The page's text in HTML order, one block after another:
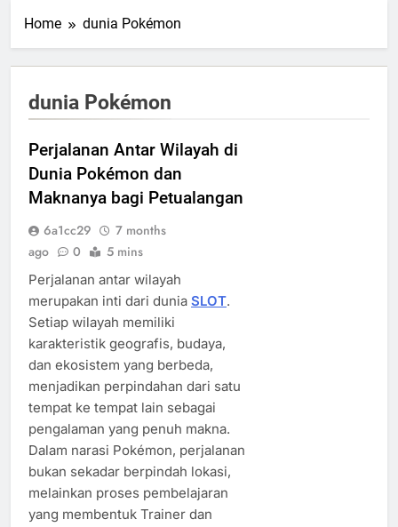
Home dunia Pokémon
dunia Pokémon
Perjalanan Antar Wilayah di
Dunia Pokémon dan
Maknanya bagi Petualangan
6a1cc29
7 months
ago
0 5 mins
Perjalanan antar wilayah
merupakan inti dari dunia SLOT.
Setiap wilayah memiliki
karakteristik geografis, budaya,
dan ekosistem yang berbeda,
menjadikan perpindahan dari satu
tempat ke tempat lain sebagai
pengalaman yang penuh makna.
Dalam narasi Pokémon, perjalanan
bukan sekadar berpindah lokasi,
melainkan proses pembelajaran
yang membentuk Trainer dan